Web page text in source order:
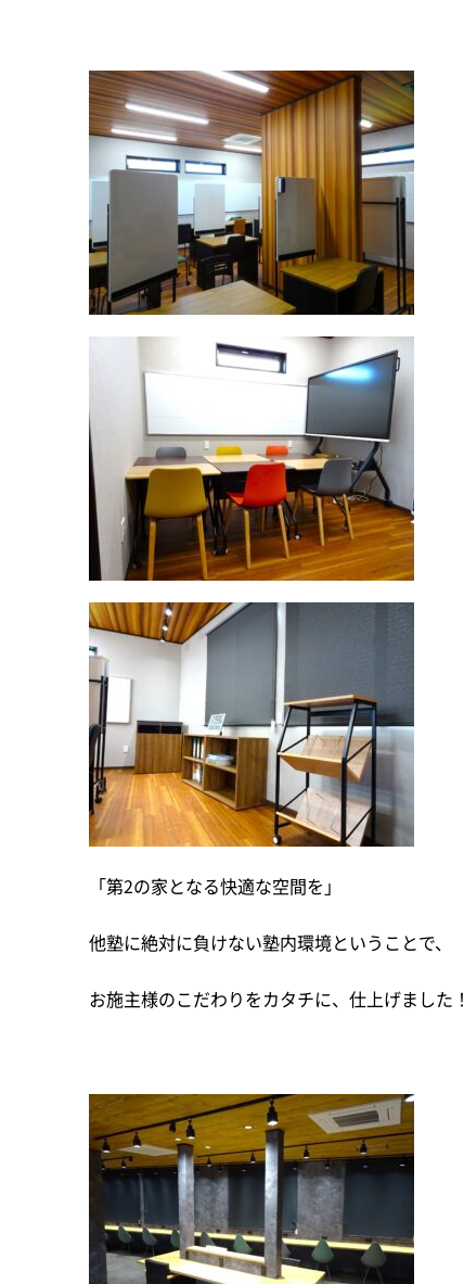
「第2の家となる快適な空間を」
他塾に絶対に負けない塾内環境ということで、
お施主様のこだわりをカタチに、仕上げました！